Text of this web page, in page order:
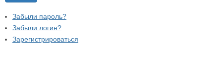
Забыли пароль?
Забыли логин?
Зарегистрироваться